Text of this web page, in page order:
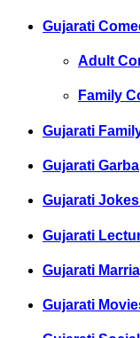
Gujarati
Adult
Family
Gujarati
Gujarati Garba
Gujarati
Gujarati
Gujarati
Gujarati